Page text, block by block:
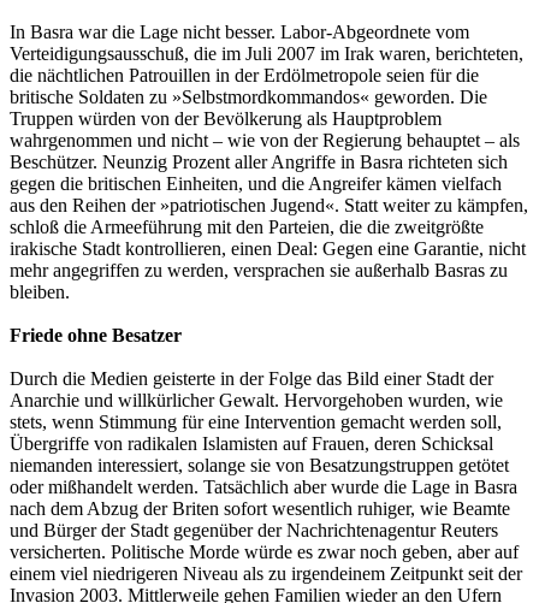
In Basra war die Lage nicht besser. Labor-Abgeordnete vom
Verteidigungsausschuß, die im Juli 2007 im Irak waren, berichteten,
die nächtlichen Patrouillen in der Erdölmetropole seien für die
britische Soldaten zu »Selbstmordkommandos« geworden. Die
Truppen würden von der Bevölkerung als Hauptproblem
wahrgenommen und nicht – wie von der Regierung behauptet – als
Beschützer. Neunzig Prozent aller Angriffe in Basra richteten sich
gegen die britischen Einheiten, und die Angreifer kämen vielfach
aus den Reihen der »patriotischen Jugend«. Statt weiter zu kämpfen,
schloß die Armeeführung mit den Parteien, die die zweitgrößte
irakische Stadt kontrollieren, einen Deal: Gegen eine Garantie, nicht
mehr angegriffen zu werden, versprachen sie außerhalb Basras zu
bleiben.
Friede ohne Besatzer
Durch die Medien geisterte in der Folge das Bild einer Stadt der
Anarchie und willkürlicher Gewalt. Hervorgehoben wurden, wie
stets, wenn Stimmung für eine Intervention gemacht werden soll,
Übergriffe von radikalen Islamisten auf Frauen, deren Schicksal
niemanden interessiert, solange sie von Besatzungstruppen getötet
oder mißhandelt werden. Tatsächlich aber wurde die Lage in Basra
nach dem Abzug der Briten sofort wesentlich ruhiger, wie Beamte
und Bürger der Stadt gegenüber der Nachrichtenagentur Reuters
versicherten. Politische Morde würde es zwar noch geben, aber auf
einem viel niedrigeren Niveau als zu irgendeinem Zeitpunkt seit der
Invasion 2003. Mittlerweile gehen Familien wieder an den Ufern